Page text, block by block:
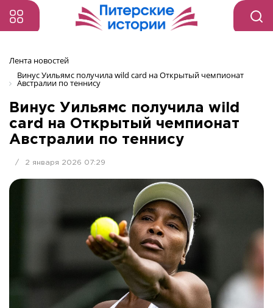
Лента новостей
Винус Уильямс получила wild card на Открытый чемпионат
Австралии по теннису
Винус Уильямс получила wild
card на Открытый чемпионат
Австралии по теннису
/ 2 января 2026 07:29